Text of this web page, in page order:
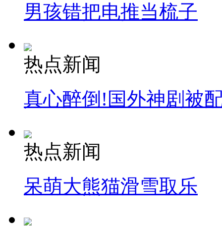
男孩错把电推当梳子
热点新闻
真心醉倒!国外神剧被
热点新闻
呆萌大熊猫滑雪取乐